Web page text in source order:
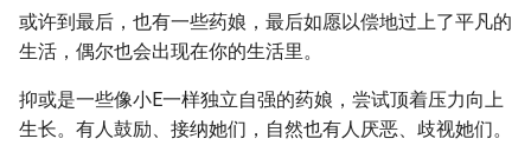
或许到最后，也有一些药娘，最后如愿以偿地过上了平凡的
生活，偶尔也会出现在你的生活里。
抑或是一些像小E一样独立自强的药娘，尝试顶着压力向上
生长。有人鼓励、接纳她们，自然也有人厌恶、歧视她们。